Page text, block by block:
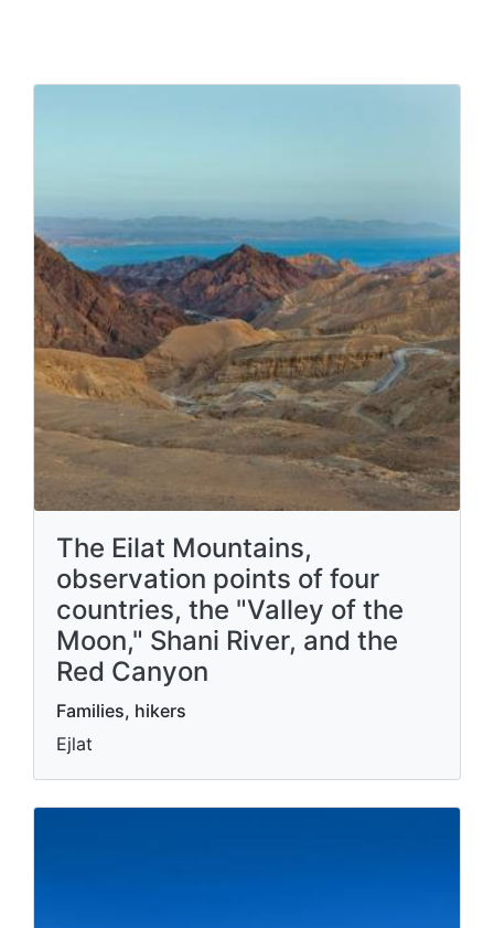
The Eilat Mountains,
observation points of four
countries, the "Valley of the
Moon," Shani River, and the
Red Canyon
Families, hikers
Ejlat